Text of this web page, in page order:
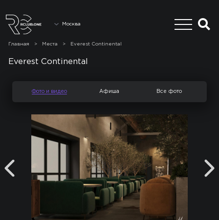
Москва
Главная > Места > Everest Continental
Everest Continental
Фото и видео Афиша Все фото